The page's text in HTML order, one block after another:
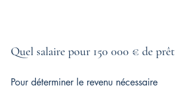
Quel salaire pour 150 000 € de prêt
Pour déterminer le revenu nécessaire